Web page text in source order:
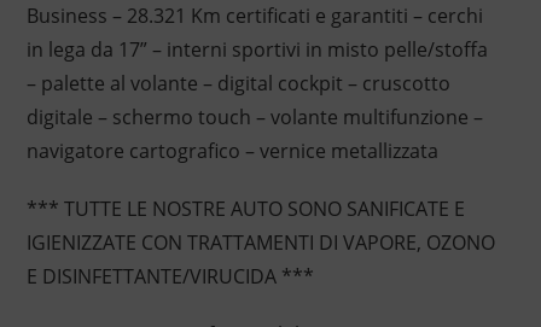
Business – 28.321 Km certificati e garantiti – cerchi
in lega da 17” – interni sportivi in misto pelle/stoffa
– palette al volante – digital cockpit – cruscotto
digitale – schermo touch – volante multifunzione –
navigatore cartografico – vernice metallizzata
*** TUTTE LE NOSTRE AUTO SONO SANIFICATE E
IGIENIZZATE CON TRATTAMENTI DI VAPORE, OZONO
E DISINFETTANTE/VIRUCIDA ***